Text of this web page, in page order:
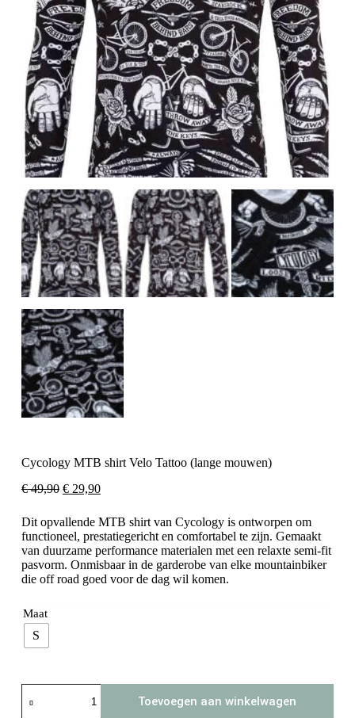
Cycology MTB shirt Velo Tattoo (lange mouwen)
€49,90 Oorspronkelijke
was:
€ 49,90.
€29,90Huidige
is:
€ 29,90.
Dit opvallende MTB shirt van Cycology is ontworpen om
functioneel, prestatiegericht en comfortabel te zijn. Gemaakt
van duurzame performance materialen met een relaxte semi-fit
pasvorm. Onmisbaar in de garderobe van elke mountainbiker
die off road goed voor de dag wil komen.
Maat
S
Cycology
MTB
Toevoegen aan winkelwagen